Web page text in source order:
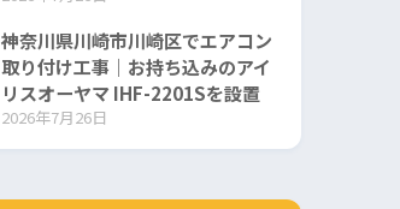
神奈川県川崎市川崎区でエアコン
取り付け工事｜お持ち込みのアイ
リスオーヤマ IHF-2201Sを設置
2026年7月26日